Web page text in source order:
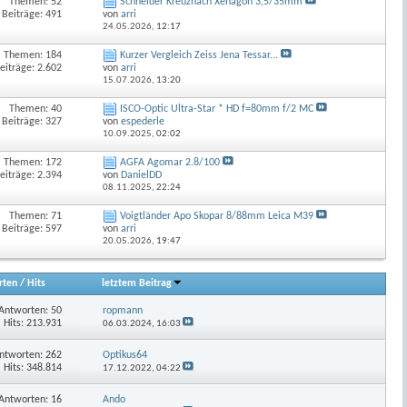
Beiträge: 491
vonarri
24.05.2026, 12:17
Themen: 184
2.602
Kurzer Vergleich Zeiss Jena Tessar...
vonarri
15.07.2026, 13:20
Themen: 40
Beiträge: 327
ISCO-Optic Ultra-Star * HD f=80mm f/2 MC
vonespederle
10.09.2025,02:02
Themen: 172
2.394
AGFA Agomar 2.8/100
von DanielDD
08.11.2025,22:24
Themen: 71
Beiträge: 597
Voigtländer Apo Skopar 8/88mm Leica M39
vonarri
20.05.2026, 19:47
/ Hits letztem Beitrag
50
Hits: 213.931
ropmann
06.03.2024, 16:03
262
Hits: 348.814
Optikus64
17.12.2022,04:22
16
Ando